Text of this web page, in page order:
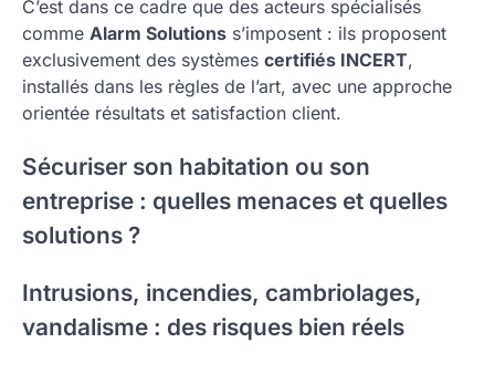
C’est dans ce cadre que des acteurs spécialisés
comme Alarm Solutions s’imposent : ils proposent
exclusivement des systèmes certifiés INCERT,
installés dans les règles de l’art, avec une approche
orientée résultats et satisfaction client.
Sécuriser son habitation ou son
entreprise : quelles menaces et quelles
solutions ?
Intrusions, incendies, cambriolages,
vandalisme : des risques bien réels